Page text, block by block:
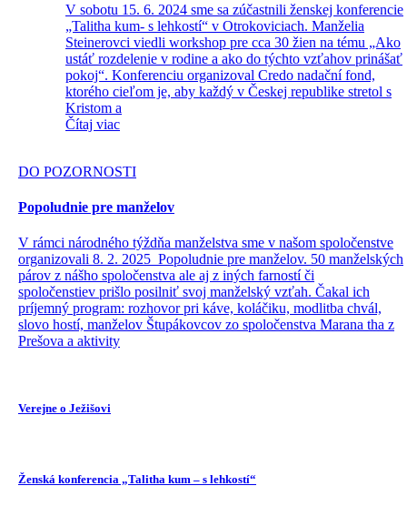
V sobotu 15. 6. 2024 sme sa zúčastnili ženskej konferencie
„Talitha kum- s lehkostí“ v Otrokoviciach. Manželia
Steinerovci viedli workshop pre cca 30 žien na tému „Ako
ustáť rozdelenie v rodine a ako do týchto vzťahov prinášať
pokoj“. Konferenciu organizoval Credo nadační fond,
ktorého cieľom je, aby každý v Českej republike stretol s
Kristom a
Čítaj viac
DO POZORNOSTI
Popoludnie pre manželov
V rámci národného týždňa manželstva sme v našom spoločenstve
organizovali 8. 2. 2025 Popoludnie pre manželov. 50 manželských
párov z nášho spoločenstva ale aj z iných farností či
spoločenstiev prišlo posilniť svoj manželský vzťah. Čakal ich
príjemný program: rozhovor pri káve, koláčiku, modlitba chvál,
slovo hostí, manželov Štupákovcov zo spoločenstva Marana tha z
Prešova a aktivity
Verejne o Ježišovi
Ženská konferencia „Talitha kum – s lehkostí“